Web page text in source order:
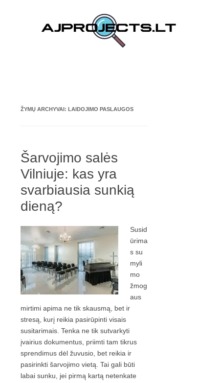
ŽYMŲ ARCHYVAI: LAIDOJIMO PASLAUGOS
Šarvojimo salės
Vilniuje: kas yra
svarbiausia sunkią
dieną?
Susid
ūrima
s su
myli
mo
žmog
aus
mirtimi apima ne tik skausmą, bet ir
stresą, kurį reikia pasirūpinti visais
susitarimais. Tenka ne tik sutvarkyti
įvairius dokumentus, priimti tam tikrus
sprendimus dėl žuvusio, bet reikia ir
pasirinkti šarvojimo vietą. Tai gali būti
labai sunku, jei pirmą kartą netenkate